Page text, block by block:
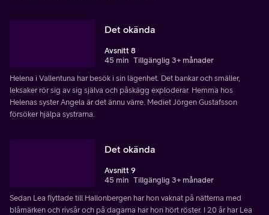
Det okända
Avsnitt 8
45 min Tillgänglig 3+ månader
Helena i Vallentuna har besök i sin lägenhet. Det bankar och smäller,
leksaker rör sig av sig själva och påskägg exploderar. Hemma hos
Helenas syster Angela är det ännu värre. Mediet Jörgen Gustafsson
försöker hjälpa systrarna.
Det okända
Avsnitt 9
45 min Tillgänglig 3+ månader
Sedan Lea flyttade till Hallonbergen har hon vaknat på nätterna med
blåmärken och rivsår och på dagarna har hon hört röster. I 20 år har Lea